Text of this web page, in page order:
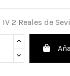
IV 2 Reales de